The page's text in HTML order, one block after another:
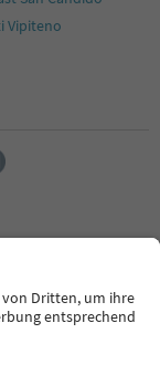
Vipiteno
Policy
Policy